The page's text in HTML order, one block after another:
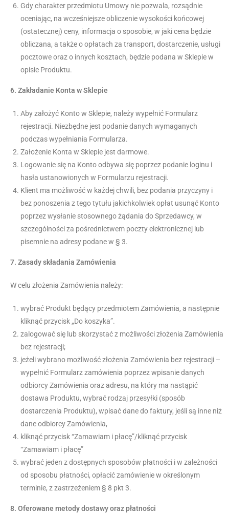
Gdy charakter przedmiotu Umowy nie pozwala, rozsądnie
oceniając, na wcześniejsze obliczenie wysokości końcowej
(ostatecznej) ceny, informacja o sposobie, w jaki cena będzie
obliczana, a także o opłatach za transport, dostarczenie, usługi
pocztowe oraz o innych kosztach, będzie podana w Sklepie w
opisie Produktu.
6. Zakładanie Konta w Sklepie
Aby założyć Konto w Sklepie, należy wypełnić Formularz
rejestracji. Niezbędne jest podanie danych wymaganych
podczas wypełniania Formularza.
Założenie Konta w Sklepie jest darmowe.
Logowanie się na Konto odbywa się poprzez podanie loginu i
hasła ustanowionych w Formularzu rejestracji.
Klient ma możliwość w każdej chwili, bez podania przyczyny i
bez ponoszenia z tego tytułu jakichkolwiek opłat usunąć Konto
poprzez wysłanie stosownego żądania do Sprzedawcy, w
szczególności za pośrednictwem poczty elektronicznej lub
pisemnie na adresy podane w § 3.
7. Zasady składania Zamówienia
W celu złożenia Zamówienia należy:
wybrać Produkt będący przedmiotem Zamówienia, a następnie
kliknąć przycisk „Do koszyka”.
zalogować się lub skorzystać z możliwości złożenia Zamówienia
bez rejestracji;
jeżeli wybrano możliwość złożenia Zamówienia bez rejestracji –
wypełnić Formularz zamówienia poprzez wpisanie danych
odbiorcy Zamówienia oraz adresu, na który ma nastąpić
dostawa Produktu, wybrać rodzaj przesyłki (sposób
dostarczenia Produktu), wpisać dane do faktury, jeśli są inne niż
dane odbiorcy Zamówienia,
kliknąć przycisk “Zamawiam i płacę”/kliknąć przycisk
“Zamawiam i płacę”
wybrać jeden z dostępnych sposobów płatności i w zależności
od sposobu płatności, opłacić zamówienie w określonym
terminie, z zastrzeżeniem § 8 pkt 3.
8. Oferowane metody dostawy oraz płatności